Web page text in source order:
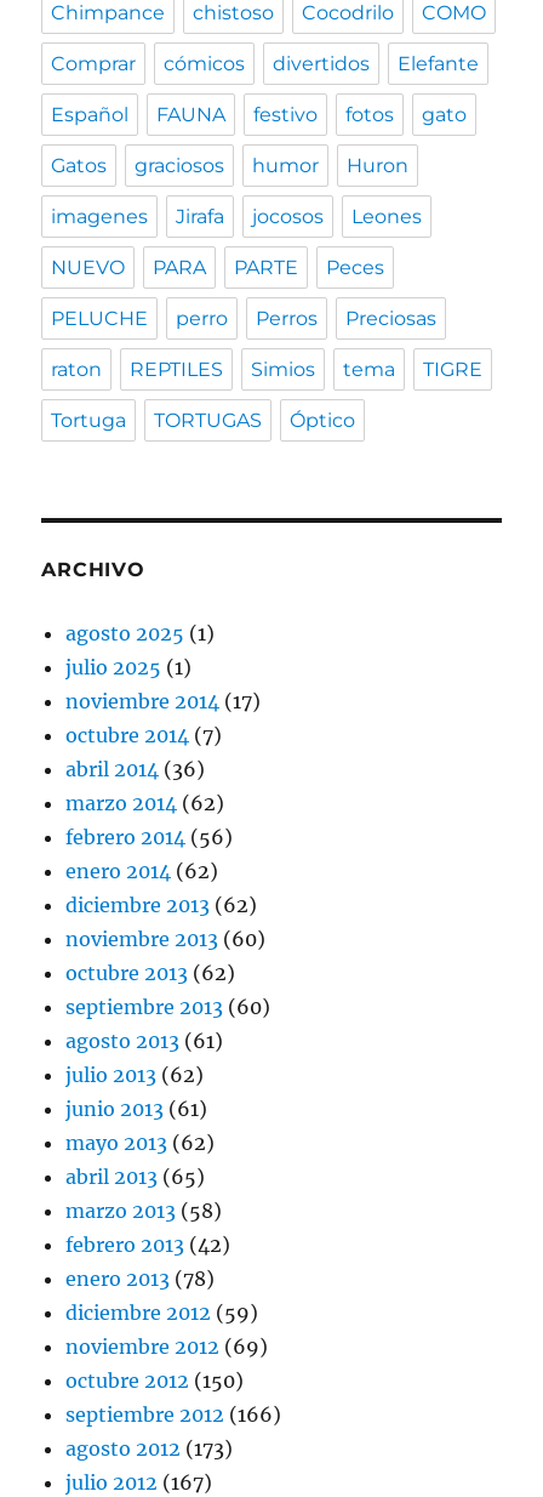
Chimpance chistoso Cocodrilo COMO
Comprar cómicos divertidos Elefante
Español FAUNA festivo fotos gato
Gatos graciosos humor Huron
imagenes Jirafa jocosos Leones
NUEVO PARA PARTE Peces
PELUCHE perro Perros Preciosas
raton REPTILES Simios tema TIGRE
Tortuga TORTUGAS Óptico
ARCHIVO
agosto 2025 (1)
julio 2025 (1)
noviembre 2014 (17)
octubre 2014 (7)
abril 2014 (36)
marzo 2014 (62)
febrero 2014 (56)
enero 2014 (62)
diciembre 2013 (62)
noviembre 2013 (60)
octubre 2013 (62)
septiembre 2013 (60)
agosto 2013 (61)
julio 2013 (62)
junio 2013 (61)
mayo 2013 (62)
abril 2013 (65)
marzo 2013 (58)
febrero 2013 (42)
enero 2013 (78)
diciembre 2012 (59)
noviembre 2012 (69)
octubre 2012 (150)
septiembre 2012 (166)
agosto 2012 (173)
julio 2012 (167)